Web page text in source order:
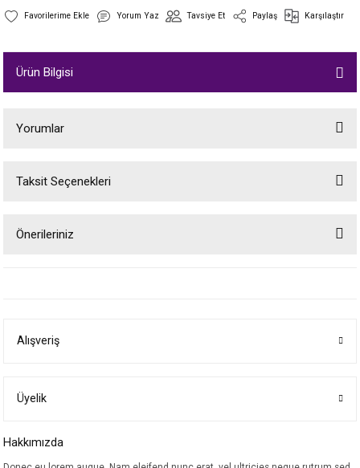
Yorum Yaz Tavsiye Et Paylaş Karşılaştır
Ürün Bilgisi
Yorumlar
Taksit Seçenekleri
Önerileriniz
Ürün bilgilerinde hatalar bulunuyor.
Bu ürüne benzer farklı alternatifler olmalı.
Alışveriş
Üyelik
Hakkımızda